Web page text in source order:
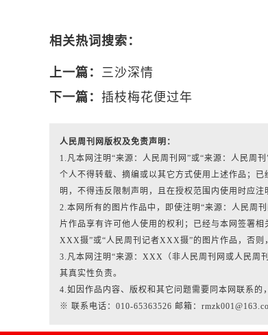
相关热词搜索：
上一篇： 三沙深情
下一篇： 插枝梅花便过年
人民周刊网版权及免责声明：
1.凡本网注明“来源：人民周刊网”或“来源：人民周
个人不得转载、摘编或以其它方式使用上述作品；
明，不得违反限制声明，且在授权范围内使用时应
2.本网所有的图片作品中，即使注明“来源：人民周
片作品享有许可他人使用的权利；已经与本网签署
XXX摄”或“人民周刊记者XXX摄”的图片作品，否则
3.凡本网注明“来源：XXX（非人民周刊网或人民周
其真实性负责。
4.如因作品内容、版权和其它问题需要同本网联系的
※ 联系电话：010-65363526 邮箱：